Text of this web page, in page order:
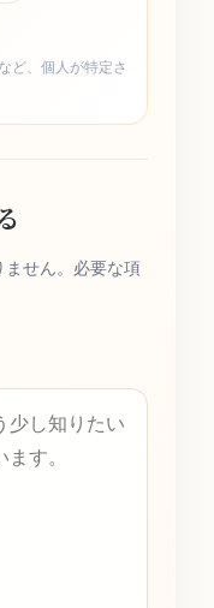
ど、個人が特定さ
ません。必要な項